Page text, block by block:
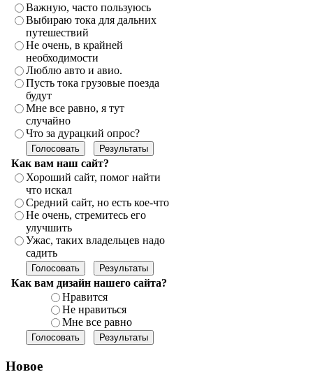
Важную, часто пользуюсь
Выбираю тока для дальних
путешествий
Не очень, в крайней
необходимости
Люблю авто и авио.
Пусть тока грузовые поезда
будут
Мне все равно, я тут
случайно
Что за дурацкий опрос?
Как вам наш сайт?
Хороший сайт, помог найти
что искал
Средний сайт, но есть кое-что
Не очень, стремитесь его
улучшить
Ужас, таких владельцев надо
садить
Как вам дизайн нашего сайта?
Нравится
Не нравиться
Мне все равно
Новое